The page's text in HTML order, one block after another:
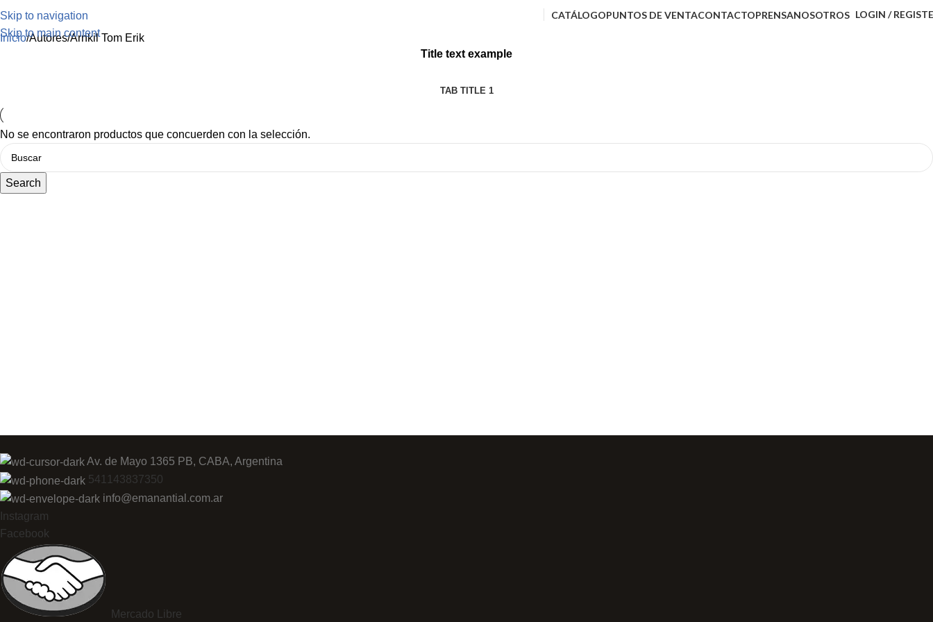
Skip to navigation
Skip to main content
CATÁLOGOPUNTOS DE VENTACONTACTOPRENSANOSOTROS LOGIN /
Inicio Autores Arnkil Tom Erik
Title text example
TAB TITLE 1
No se encontraron productos que concuerden con la selección.
Search
Av. de Mayo 1365 PB, CABA, Argentina
541143837350
info@emanantial.com.ar
Instagram
Facebook
Mercado Libre